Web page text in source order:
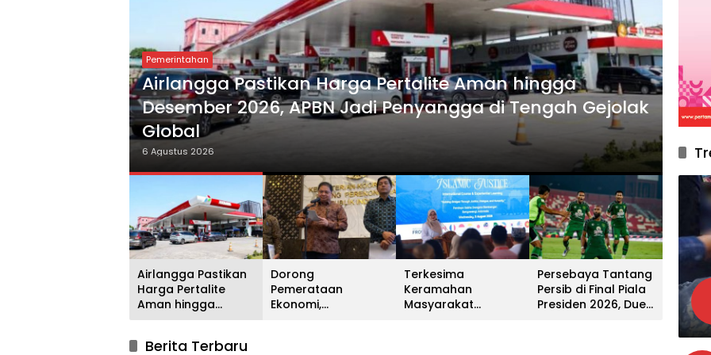
Pemerintahan
Airlangga Pastikan Harga Pertalite Aman hingga
Desember 2026, APBN Jadi Penyangga di Tengah Gejolak
Global
6 Agustus 2026 6
Airlangga Pastikan
Harga Pertalite
Aman hingga
Desember 2026,
Penyangga di
Dorong
Pemerataan
Ekonomi,
Terkesima
Keramahan
Masyarakat
Persebaya Tantang
Persib di Final Piala
Presiden 2026, Duel
Berita Terbaru